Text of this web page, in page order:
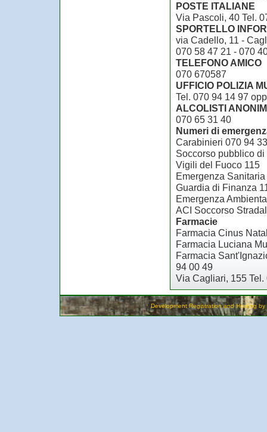
POSTE ITALIANE
Via Pascoli, 40 Tel.
SPORTELLO
via Cadello, 11 -
070 58 47 21 - 070
TELEFONO AMICO
070 670587
UFFICIO POLIZIA
Tel. 070 94 14 97
ALCOLISTI
070 65 31 40
Numeri di
Carabinieri 070 94
Soccorso pubblico
Vigili del Fuoco 115
Emergenza Sanitaria
Guardia di Finanza
Emergenza
ACI Soccorso
Farmacie
Farmacia Cinus
Farmacia Luciana
Farmacia
94 00 49
Via Cagliari, 155 Tel.
Development Registration and Hosting by